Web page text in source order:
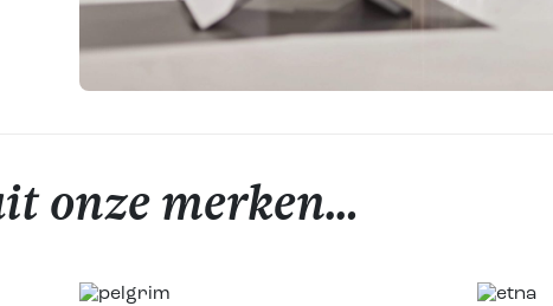
onze merken…